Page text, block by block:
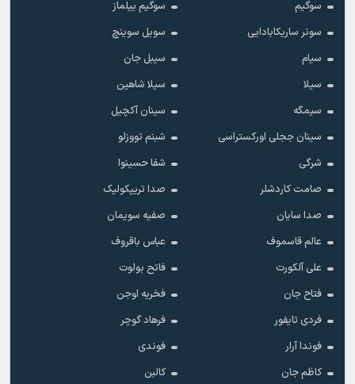
سوگیم
سوگیم ییلماز
سونر ساریکابادایی
سویل سوینچ
سیام
سیبل جان
سیلا
سیلا شاهین
سیمگه
سینان آکچیل
سینان ججلی اورکستراسی
شبنم تووزلو
شرگی
شفا حسینوا
صامت کاردشلر
صدا تریپکولیک
صدا سایان
صفیه سویمان
عالم قاسموف
عباس باقروف
علی آلکورت
فاتح بولوت
فتاح جان
فخریه اوجن
فردی تایفور
فرهاد گوچر
فوندا آرار
فوندی
کاظم جان
کالبن